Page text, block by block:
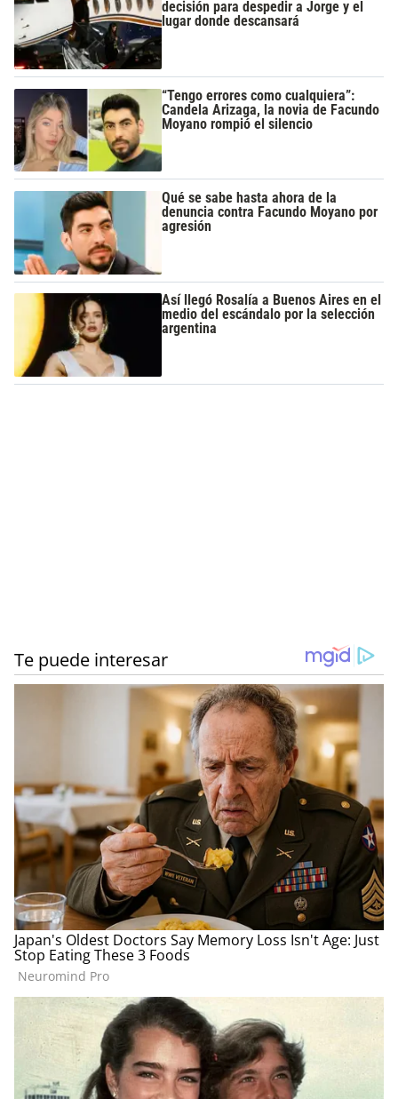
decisión para despedir a Jorge y el
lugar donde descansará
“Tengo errores como cualquiera”:
Candela Arizaga, la novia de Facundo
Moyano rompió el silencio
Qué se sabe hasta ahora de la
denuncia contra Facundo Moyano por
agresión
Así llegó Rosalía a Buenos Aires en el
medio del escándalo por la selección
argentina